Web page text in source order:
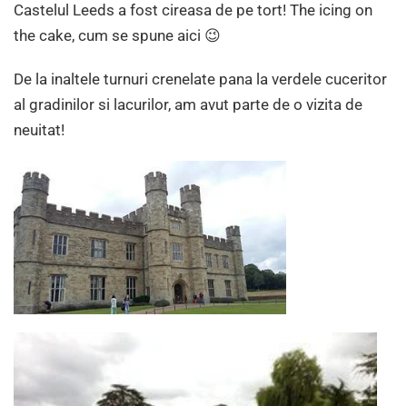
Castelul Leeds a fost cireasa de pe tort! The icing on
the cake, cum se spune aici 😉
De la inaltele turnuri crenelate pana la verdele cuceritor
al gradinilor si lacurilor, am avut parte de o vizita de
neuitat!